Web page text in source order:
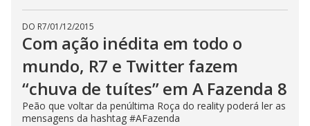
DO R7/01/12/2015
Com ação inédita em todo o
mundo, R7 e Twitter fazem
“chuva de tuítes” em A Fazenda 8
Peão que voltar da penúltima Roça do reality poderá ler as
mensagens da hashtag #AFazenda